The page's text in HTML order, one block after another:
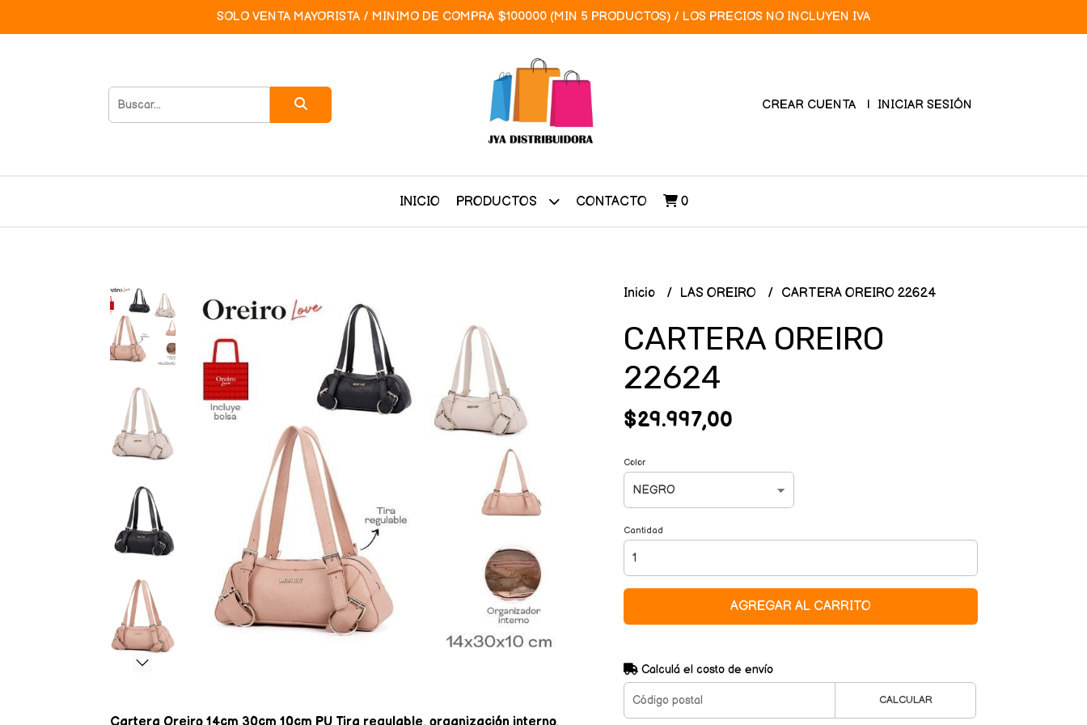
SOLO VENTA MAYORISTA / MINIMO DE COMPRA $100000 (MIN 5 PRODUCTOS) / LOS PRECIOS NO INCLUYEN IVA
CREAR CUENTA INICIAR SESIÓN
INICIO PRODUCTOS CONTACTO 0
Inicio LAS OREIRO CARTERA OREIRO 22624
CARTERA OREIRO
22624
$29.997,00
Color
Cantidad
AGREGAR AL CARRITO
Calculá el costo de envío
CALCULAR